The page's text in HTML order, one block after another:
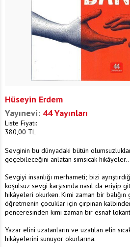
Hüseyin Erdem
Yayınevi: 44 Yayınları
Liste Fiyatı:
380,00 TL
Sevginin bu dünyadaki bütün
geçebileceğini anlatan sımsıcak hikâyeler...
Sevgiyi insanlığı merhameti; bizi
koşulsuz sevgi karşısında nasıl da eriyip
hikâyeleri okurken. Kimi zaman bir
öğretmenin çocuklar için çırpınan
penceresinden kimi zaman bir esnaf
Yazar elini uzatanların ve uzatılan elin
hikâyelerini sunuyor okurlarına.